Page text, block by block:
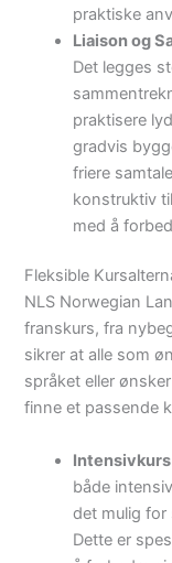
praktiske
Liaison og
Det legges
praktisere
gradvis
friere
konstruktiv
med å
Fleksible
NLS Norwegian
franskurs, fra
sikrer at alle som
språket eller
finne et passende
både
det mulig for
Dette er